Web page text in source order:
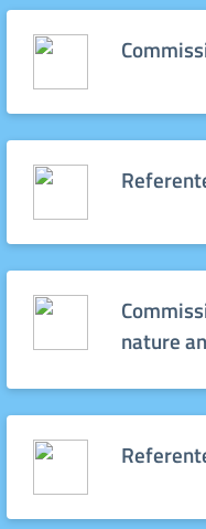
nature